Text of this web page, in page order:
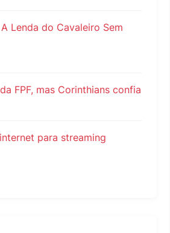
Lenda do Cavaleiro Sem
FPF, mas Corinthians confia
para streaming